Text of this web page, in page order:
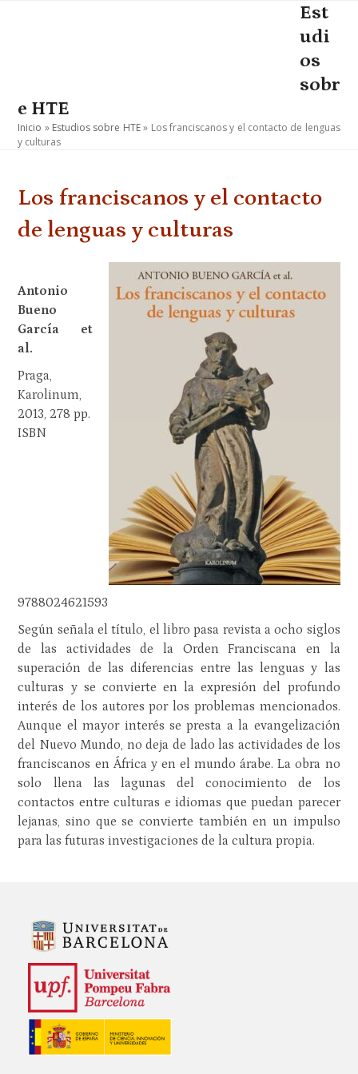
Est
udi
os
sobr
e HTE
Inicio » Estudios sobre HTE» Los franciscanos y el contacto de lenguas
y culturas
Los franciscanos y el contacto
de lenguas y culturas
Antonio
Bueno
García et
al.
Praga,
Karolinum,
2013, 278 pp.
ISBN
9788024621593
Según señala el título, el libro pasa revista a ocho siglos
de las actividades de la Orden Franciscana en la
superación de las diferencias entre las lenguas y las
culturas y se convierte en la expresión del profundo
interés de los autores por los problemas mencionados.
Aunque el mayor interés se presta a la evangelización
del Nuevo Mundo, no deja de lado las actividades de los
franciscanos en África y en el mundo árabe. La obra no
solo llena las lagunas del conocimiento de los
contactos entre culturas e idiomas que puedan parecer
lejanas, sino que se convierte también en un impulso
para las futuras investigaciones de la cultura propia.